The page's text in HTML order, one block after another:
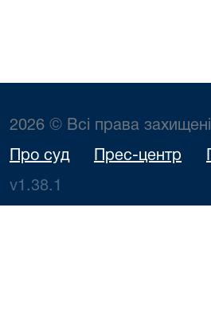
2026 © Всі права захищені
Про суд Прес-центр
v1.38.1